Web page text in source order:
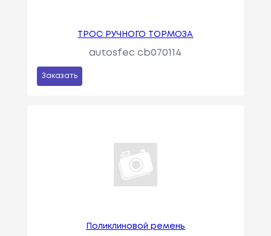
ТРОС РУЧНОГО ТОРМОЗА
autosfec cb070114
Заказать
Поликлиновой ремень